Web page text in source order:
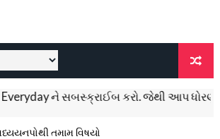
સબસ્ક્રાઈબ કરો. જેથી આપ ધોરણ 1 થી
તમામ વિષયો